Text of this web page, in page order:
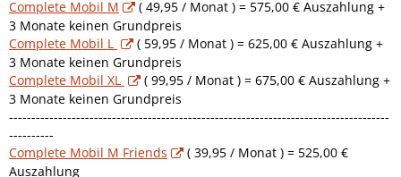
Complete Mobil M
( 49,95 / Monat ) = 575,00 € Auszahlung +
3 Monate keinen Grundpreis
Complete Mobil L
( 59,95 / Monat ) = 625,00 € Auszahlung +
3 Monate keinen Grundpreis
Complete Mobil XL
( 99,95 / Monat ) = 675,00 € Auszahlung +
3 Monate keinen Grundpreis
-------------------------------------------------------------------------------------
----------
Complete Mobil M Friends
( 39,95 / Monat ) = 525,00 €
Auszahlung